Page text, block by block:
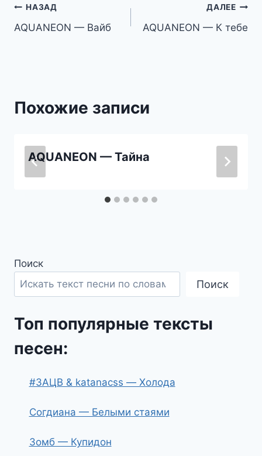
Навигация
по
НАЗАД
AQUANEON — Вайб
ДАЛЕЕ
AQUANEON — К тебе
Похожие записи
AQUANEON — Тайна
Поиск
Поиск
Топ популярные тексты
песен:
#ЗАЦВ & katanacss — Холода
Согдиана — Белыми стаями
Зомб — Купидон